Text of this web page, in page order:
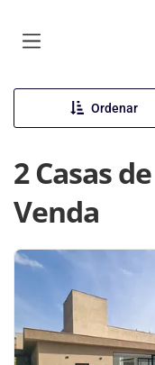
Ordenar
2 Casas
Venda